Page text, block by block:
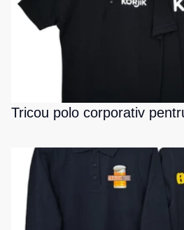
Tricou polo corporativ